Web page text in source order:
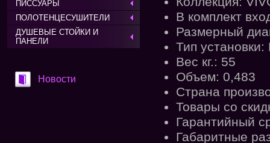
ПИССУАРЫ
ПОЛОТЕНЦЕСУШИТЕЛИ
ДУШЕВЫЕ СТОЙКИ И
ПАНЕЛИ
Новости
В комплект
Размерный
Тип
Вес кг.: 55
Объем: 0,483
Страна
Товары со
Гарантийный
Габаритные